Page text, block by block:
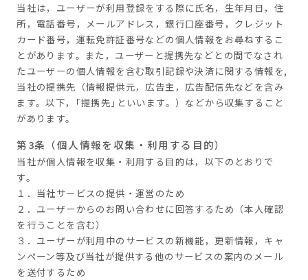
当社は，ユーザーが利用登録をする際に氏名，生年月日，住
所，電話番号，メールアドレス，銀行口座番号，クレジット
カード番号，運転免許証番号などの個人情報をお尋ねするこ
とがあります。また，ユーザーと提携先などとの間でなされ
たユーザーの個人情報を含む取引記録や決済に関する情報を,
当社の提携先（情報提供元，広告主，広告配信先などを含み
ます。以下，｢提携先｣といいます。）などから収集すること
があります。
第3条（個人情報を収集・利用する目的）
当社が個人情報を収集・利用する目的は，以下のとおりで
す。
１．当社サービスの提供・運営のため
２．ユーザーからのお問い合わせに回答するため（本人確認
を行うことを含む）
３．ユーザーが利用中のサービスの新機能，更新情報，キャ
ンペーン等及び当社が提供する他のサービスの案内のメール
を送付するため